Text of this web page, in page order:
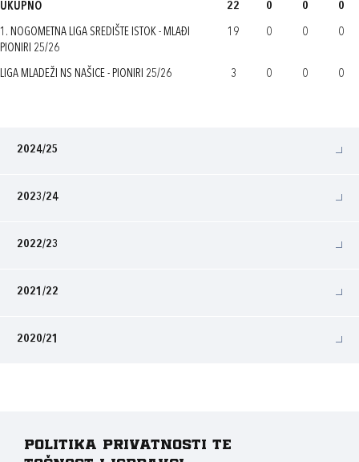
UKUPNO 22 0 0 0
1. NOGOMETNA LIGA SREDIŠTE ISTOK - MLAĐI
PIONIRI 25/26
19 0 0 0
LIGA MLADEŽI NS NAŠICE - PIONIRI 25/26 3 0 0 0
2024/25
2023/24
2022/23
2021/22
2020/21
Politika privatnosti te